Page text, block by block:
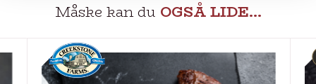
Måske kan du OGSÅ LIDE…